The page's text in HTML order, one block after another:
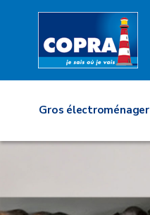
Gros électroménager